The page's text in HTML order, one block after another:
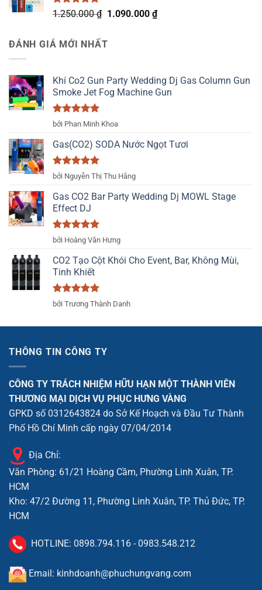
500.000 ₫.
Được xếp
1.250.000₫ Giá
là:
1.090.000 ₫Giá
ĐÁNH GIÁ MỚI NHẤT
Khí Co2 Gun Party Wedding Dj Gas Column Gun
Smoke Jet Fog Machine Gun
Được xếp
sao
bởi Phan Minh Khoa
Gas(CO2) SODA Nước Ngọt Tươi
Được xếp
hạng 5
sao
bởi Nguyễn Thị Thu Hằng
Gas CO2 Bar Party Wedding Dj MOWL Stage
Effect DJ
Được xếp
5
sao
bởi Hoàng Văn Hưng
CO2 Tạo Cột Khói Cho Event, Bar, Không Mùi,
Tinh Khiết
Được xếp
5
bởi Trương Thành Danh
THÔNG TIN CÔNG TY
CÔNG TY TRÁCH NHIỆM HỮU HẠN MỘT THÀNH VIÊN
THƯƠNG MẠI DỊCH VỤ PHỤC HƯNG VÀNG
GPKD số 0312643824 do Sở Kế Hoạch và Đầu Tư Thành
Phố Hồ Chí Minh cấp ngày 07/04/2014
Địa Chỉ:
Văn Phòng: 61/21 Hoàng Cầm, Phường Linh Xuân, TP.
HCM
Kho: 47/2 Đường 11, Phường Linh Xuân, TP. Thủ Đức, TP.
HCM
HOTLINE: 0898.794.116 - 0983.548.212
Email: kinhdoanh@phuchungvang.com